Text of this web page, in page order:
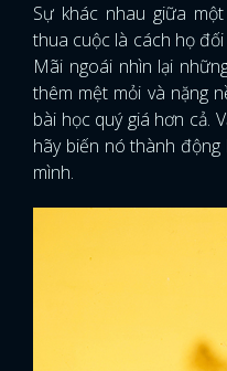
Sự khác nhau giữa
thua cuộc là cách họ
Mãi ngoái nhìn lại
thêm mệt mỏi và nặng
bài học quý giá hơn cả.
hãy biến nó thành
mình.